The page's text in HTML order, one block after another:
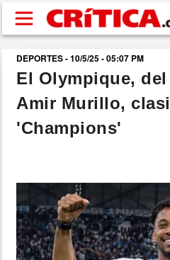
Pasar al contenido principal
buscar
SUCESOS
POLÍTICA
SHOW
DEPORTES - 10/5/25 - 05:07 PM
El Olympique,
Amir Murillo,
'Champions'